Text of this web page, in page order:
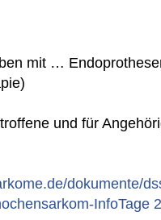
mit …
und für
dokumente/
InfoTage